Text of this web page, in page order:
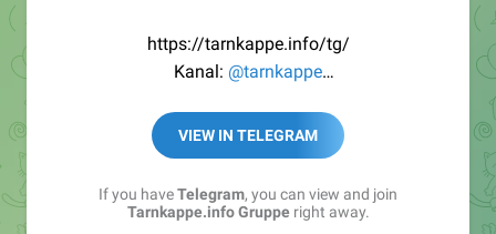
https://tarnkappe.info/tg/
Kanal: @tarnkappe
Best of:@bestoftarnkappe
Kochen: https://t.me/+WSW5F1VcmhliMjk6
VIEW IN TELEGRAM
If you haveTelegram, you can view and join
Tarnkappe.info Grupperight away.